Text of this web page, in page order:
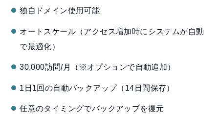
独自ドメイン使用可能
オートスケール（アクセス増加時にシステムが自動
で最適化）
30,000訪問/月（※オプションで自動追加）
1日1回の自動バックアップ（14日間保存）
任意のタイミングでバックアップを復元